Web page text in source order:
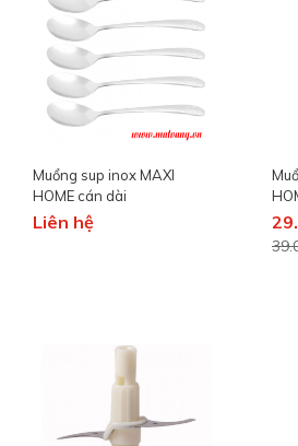
Muổng sup inox MAXI
HOME cán dài
Liên hệ